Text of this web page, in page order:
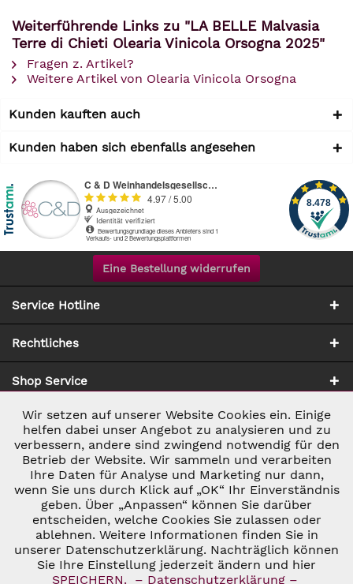
Weiterführende Links zu "LA BELLE Malvasia
Terre di Chieti Olearia Vinicola Orsogna 2025"
Fragen z. Artikel?
Weitere Artikel von Olearia Vinicola Orsogna
Kunden kauften auch
Kunden haben sich ebenfalls angesehen
Eine Bestellung widerrufen
Service Hotline
Rechtliches
Shop Service
Zahlung & Versand
* ALLE PREISE INKL. GESETZL. UMSATZSTEUER ZZGL.
VERSANDKOSTEN UND GGF. NACHNAHMEGEBÜHREN, WENN NICHT
ANDERS BESCHRIEBEN
© 2026 C&D WEINHANDEL - ALL RIGHTS RESERVED. THEME BY
Notwendig Aktiv
Marketing Inaktiv
Tracking Inaktiv
Personalisierung Inaktiv
Wir setzen auf unserer Website Cookies ein. Einige
helfen dabei unser Angebot zu analysieren und zu
verbessern, andere sind zwingend notwendig für den
Betrieb der Website. Wir sammeln und verarbeiten
Ihre Daten für Analyse und Marketing nur dann,
wenn Sie uns durch Klick auf „OK“ Ihr Einverständnis
geben. Über „Anpassen“ können Sie darüber
entscheiden, welche Cookies Sie zulassen oder
ablehnen. Weitere Informationen finden Sie in
unserer Datenschutzerklärung. Nachträglich können
Sie Ihre Einstellung jederzeit ändern und hier
SPEICHERN.
– Datenschutzerklärung –